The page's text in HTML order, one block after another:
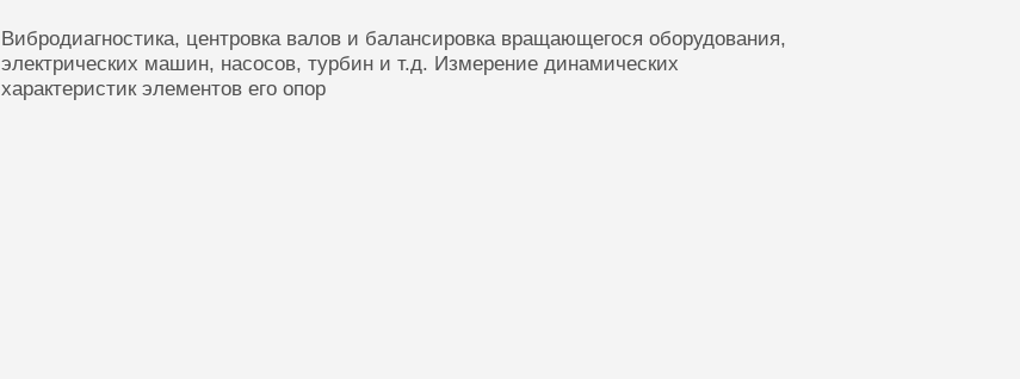
Вибродиагностика, центровка валов и балансировка вращающегося оборудования,
электрических машин, насосов, турбин и т.д. Измерение динамических
характеристик элементов его опор